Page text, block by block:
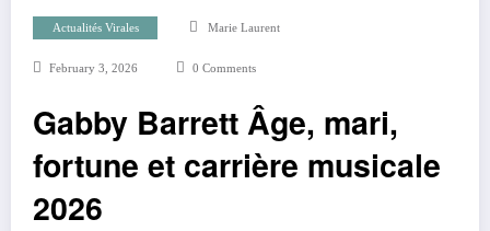
Actualités Virales Marie Laurent
February 3, 2026 0 Comments
Gabby Barrett Âge, mari,
fortune et carrière musicale
2026